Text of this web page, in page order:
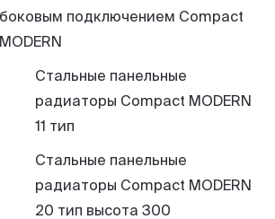
боковым подключением Compact
MODERN
Стальные панельные
радиаторы Compact MODERN
11 тип
Стальные панельные
радиаторы Compact MODERN
20 тип высота 300